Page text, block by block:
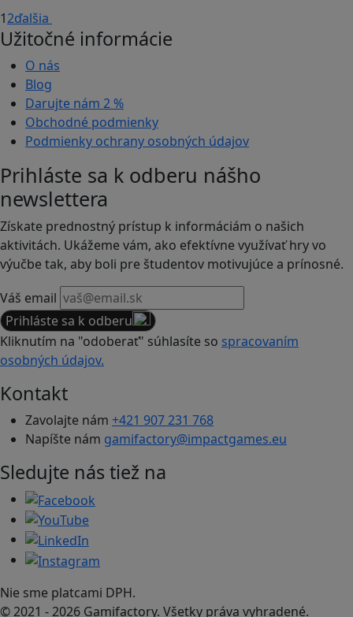
12ďalšia
Užitočné informácie
O nás
Blog
Darujte nám 2 %
Obchodné podmienky
Podmienky ochrany osobných údajov
Prihláste sa k odberu nášho
newslettera
Získate prednostný prístup k informáciám o našich
aktivitách. Ukážeme vám, ako efektívne využívať hry vo
výučbe tak, aby boli pre študentov motivujúce a prínosné.
Váš email
Prihláste sa k odberu
Kliknutím na "odoberať" súhlasíte so spracovaním
osobných údajov.
Kontakt
Zavolajte nám +421 907 231 768
Napíšte nám gamifactory@impactgames.eu
Sledujte nás tiež na
Nie sme platcami DPH.
© 2021 - 2026 Gamifactory. Všetky práva vyhradené.